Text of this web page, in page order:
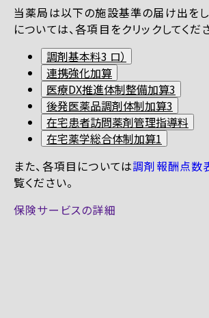
当薬局は以下の施設基準の届け出をし
については、各項目をクリックしてくだ
調剤基本料3 ロ）
連携強化加算
医療DX推進体制整備加算3
後発医薬品調剤体制加算3
在宅患者訪問薬剤管理指導料
在宅薬学総合体制加算1
また、各項目については調剤報酬点数
覧ください。
保険サービスの詳細